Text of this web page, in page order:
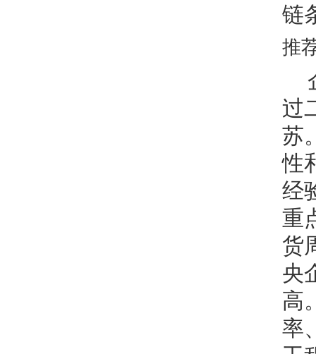
链
推
过
苏
性
经
重
货
央
高
率